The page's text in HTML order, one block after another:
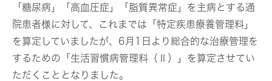
「糖尿病」「高血圧症」「脂質異常症」を主病とする通
院患者様に対して、これまでは「特定疾患療養管理料」
を算定していましたが、6月1日より総合的な治療管理を
するための「生活習慣病管理料（Ⅱ）」を算定させてい
ただくこととなりました。